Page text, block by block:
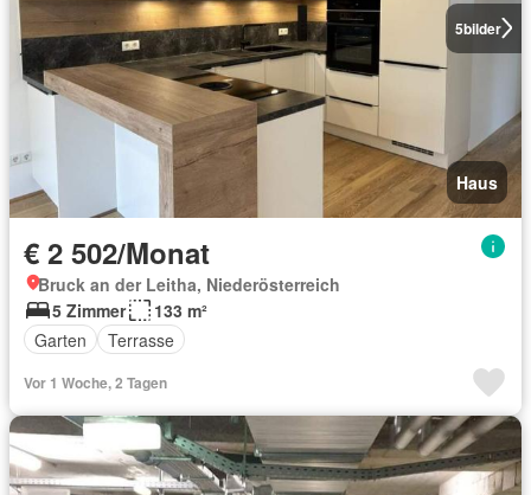
5bilder
Haus
€ 2 502/Monat
Bruck an der Leitha, Niederösterreich
5 Zimmer
133 m²
Garten
Terrasse
Vor 1 Woche, 2 Tagen